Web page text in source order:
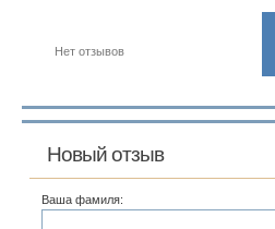
Нет отзывов
Новый отзыв
Ваша фамиля: